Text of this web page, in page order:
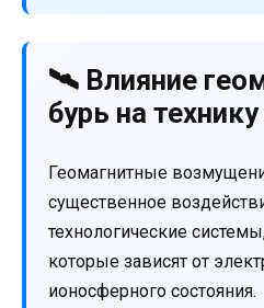
🛰️ Влияние
бурь на
Геомагнитные
существенное
технологические
которые зависят от
ионосферного состояния.